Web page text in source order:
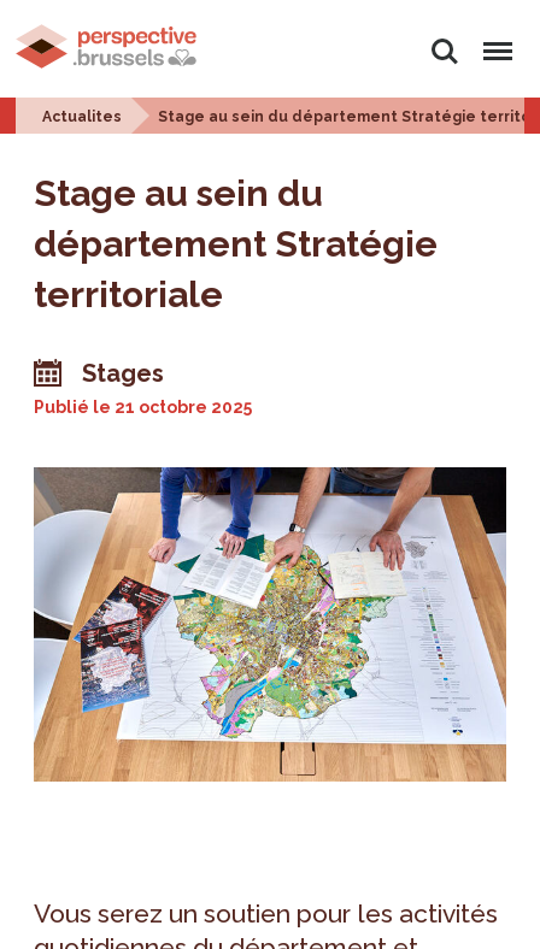
Rechercher
Menu
Actualites Stage au sein du département Stratégie
Stage au sein du
département Stratégie
territoriale
Stages
Publié le 21 octobre 2025
Vous serez un soutien pour les activités